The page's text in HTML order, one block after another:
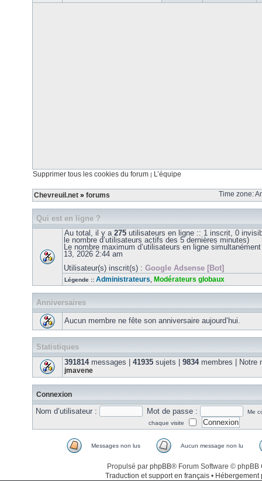
Supprimer tous les cookies du forum | L’équipe
Chevreuil.net » forums Time zone:
Qui est en ligne ?
Au total, il y a 275 utilisateurs en ligne :: 1 inscrit, 0
le nombre d’utilisateurs actifs des 5 dernières minutes)
Le nombre maximum d’utilisateurs en ligne
13, 2026 2:44 am
Utilisateur(s) inscrit(s) : Google Adsense [Bot]
Légende :: Administrateurs Modérateurs globaux
Anniversaires
Aucun membre ne fête son anniversaire aujourd’hui.
Statistiques
391814messages | 41935 sujets | 9834membres | Notre
jmavene
Connexion
Nom d’utilisateur : Mot de passe :
Me
chaque visite
Messages non lus Aucun message non lu
Propulsé par phpBB® Forum Software © phpBB
Traduction et support en français • Hébergement